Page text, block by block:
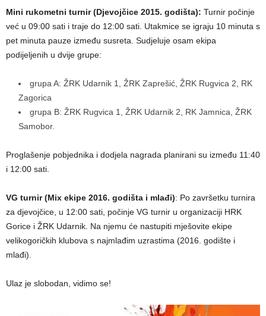
Mini rukometni turnir (Djevojčice 2015. godišta): Turnir počinje
već u 09:00 sati i traje do 12:00 sati. Utakmice se igraju 10 minuta s
pet minuta pauze između susreta. Sudjeluje osam ekipa
podijeljenih u dvije grupe:
grupa A: ŽRK Udarnik 1, ŽRK Zaprešić, ŽRK Rugvica 2, RK
Zagorica
grupa B: ŽRK Rugvica 1, ŽRK Udarnik 2, RK Jamnica, ŽRK
Samobor.
Proglašenje pobjednika i dodjela nagrada planirani su između 11:40
i 12:00 sati.
VG turnir (Mix ekipe 2016. godišta i mlađi): Po završetku turnira
za djevojčice, u 12:00 sati, počinje VG turnir u organizaciji HRK
Gorice i ŽRK Udarnik. Na njemu će nastupiti mješovite ekipe
velikogoričkih klubova s najmlađim uzrastima (2016. godište i
mlađi).
Ulaz je slobodan, vidimo se!